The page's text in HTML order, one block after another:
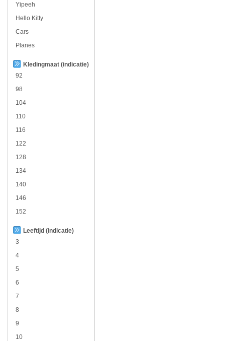
Yipeeh
Hello Kitty
Cars
Planes
Kledingmaat (indicatie)
92
98
104
110
116
122
128
134
140
146
152
Leeftijd (indicatie)
3
4
5
6
7
8
9
10